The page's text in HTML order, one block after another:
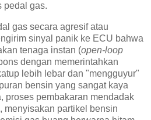
pedal gas.
gas secara agresif atau
sinyal panik ke ECU bahwa
tenaga instan (open-loop
dengan memerintahkan
lebih lebar dan "mengguyur"
bensin yang sangat kaya
proses pembakaran mendadak
menyisakan partikel bensin